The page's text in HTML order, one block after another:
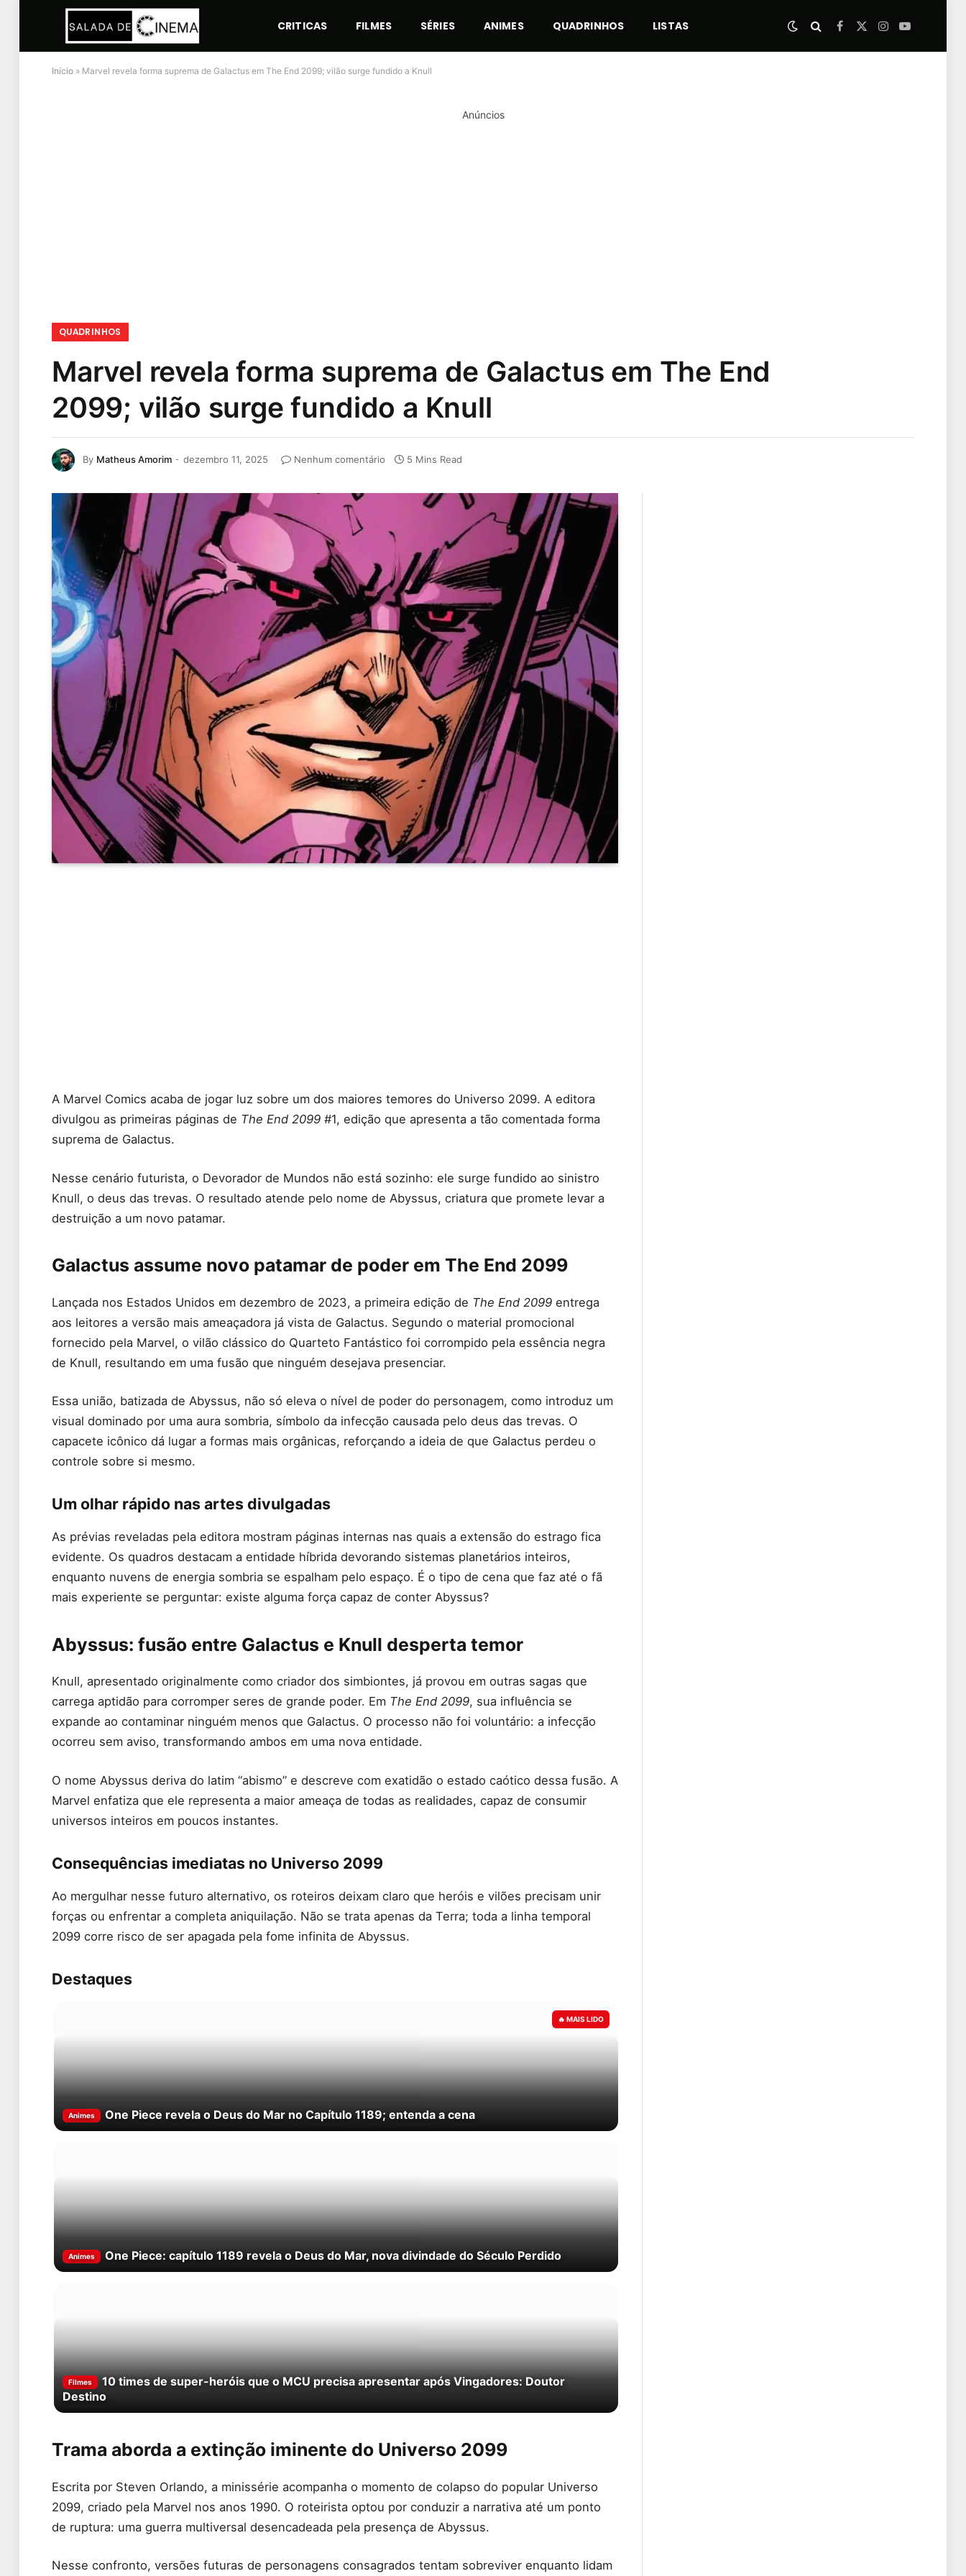
CRITICAS FILMES SÉRIES ANIMES QUADRINHOS LISTAS Facebook
X
Instagram
YouTube
Início » Marvel revela forma suprema de Galactus em The End 2099; vilão surge fundido a Knull
Anúncios
QUADRINHOS
Marvel revela forma suprema de Galactus em The End
2099; vilão surge fundido a Knull
By Matheus Amorim dezembro 11, 2025 Nenhum comentário 5 Mins Read
A Marvel Comics acaba de jogar luz sobre um dos maiores temores do Universo 2099. A editora
divulgou as primeiras páginas de The End 2099 #1, edição que apresenta a tão comentada forma
suprema de Galactus.
Nesse cenário futurista, o Devorador de Mundos não está sozinho: ele surge fundido ao sinistro
Knull, o deus das trevas. O resultado atende pelo nome de Abyssus, criatura que promete levar a
destruição a um novo patamar.
Galactus assume novo patamar de poder em The End 2099
Lançada nos Estados Unidos em dezembro de 2023, a primeira edição de The End 2099 entrega
aos leitores a versão mais ameaçadora já vista de Galactus. Segundo o material promocional
fornecido pela Marvel, o vilão clássico do Quarteto Fantástico foi corrompido pela essência negra
de Knull, resultando em uma fusão que ninguém desejava presenciar.
Essa união, batizada de Abyssus, não só eleva o nível de poder do personagem, como introduz um
visual dominado por uma aura sombria, símbolo da infecção causada pelo deus das trevas. O
capacete icônico dá lugar a formas mais orgânicas, reforçando a ideia de que Galactus perdeu o
controle sobre si mesmo.
Um olhar rápido nas artes divulgadas
As prévias reveladas pela editora mostram páginas internas nas quais a extensão do estrago fica
evidente. Os quadros destacam a entidade híbrida devorando sistemas planetários inteiros,
enquanto nuvens de energia sombria se espalham pelo espaço. É o tipo de cena que faz até o fã
mais experiente se perguntar: existe alguma força capaz de conter Abyssus?
Abyssus: fusão entre Galactus e Knull desperta temor
Knull, apresentado originalmente como criador dos simbiontes, já provou em outras sagas que
carrega aptidão para corromper seres de grande poder. Em The End 2099, sua influência se
expande ao contaminar ninguém menos que Galactus. O processo não foi voluntário: a infecção
ocorreu sem aviso, transformando ambos em uma nova entidade.
O nome Abyssus deriva do latim “abismo” e descreve com exatidão o estado caótico dessa fusão. A
Marvel enfatiza que ele representa a maior ameaça de todas as realidades, capaz de consumir
universos inteiros em poucos instantes.
Consequências imediatas no Universo 2099
Ao mergulhar nesse futuro alternativo, os roteiros deixam claro que heróis e vilões precisam unir
forças ou enfrentar a completa aniquilação. Não se trata apenas da Terra; toda a linha temporal
2099 corre risco de ser apagada pela fome infinita de Abyssus.
Destaques
Animes One Piece revela o Deus do Mar no Capítulo 1189; entenda a cena
Animes One Piece: capítulo 1189 revela o Deus do Mar, nova divindade do Século Perdido
Filmes
10 times de super-heróis que o MCU precisa apresentar após Vingadores: Doutor
Destino
Trama aborda a extinção iminente do Universo 2099
Escrita por Steven Orlando, a minissérie acompanha o momento de colapso do popular Universo
2099, criado pela Marvel nos anos 1990. O roteirista optou por conduzir a narrativa até um ponto
de ruptura: uma guerra multiversal desencadeada pela presença de Abyssus.
Nesse confronto, versões futuras de personagens consagrados tentam sobreviver enquanto lidam